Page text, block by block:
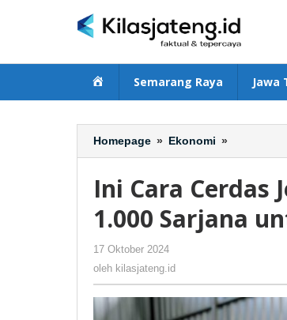
BerandaSemarang Raya Jawa
Homepage » Ekonomi »
Cara
Jerry
Lo
untuk
Ini Cara Cerdas
1.000 Sarjana
17 Oktober 2024
oleh kilasjateng.id